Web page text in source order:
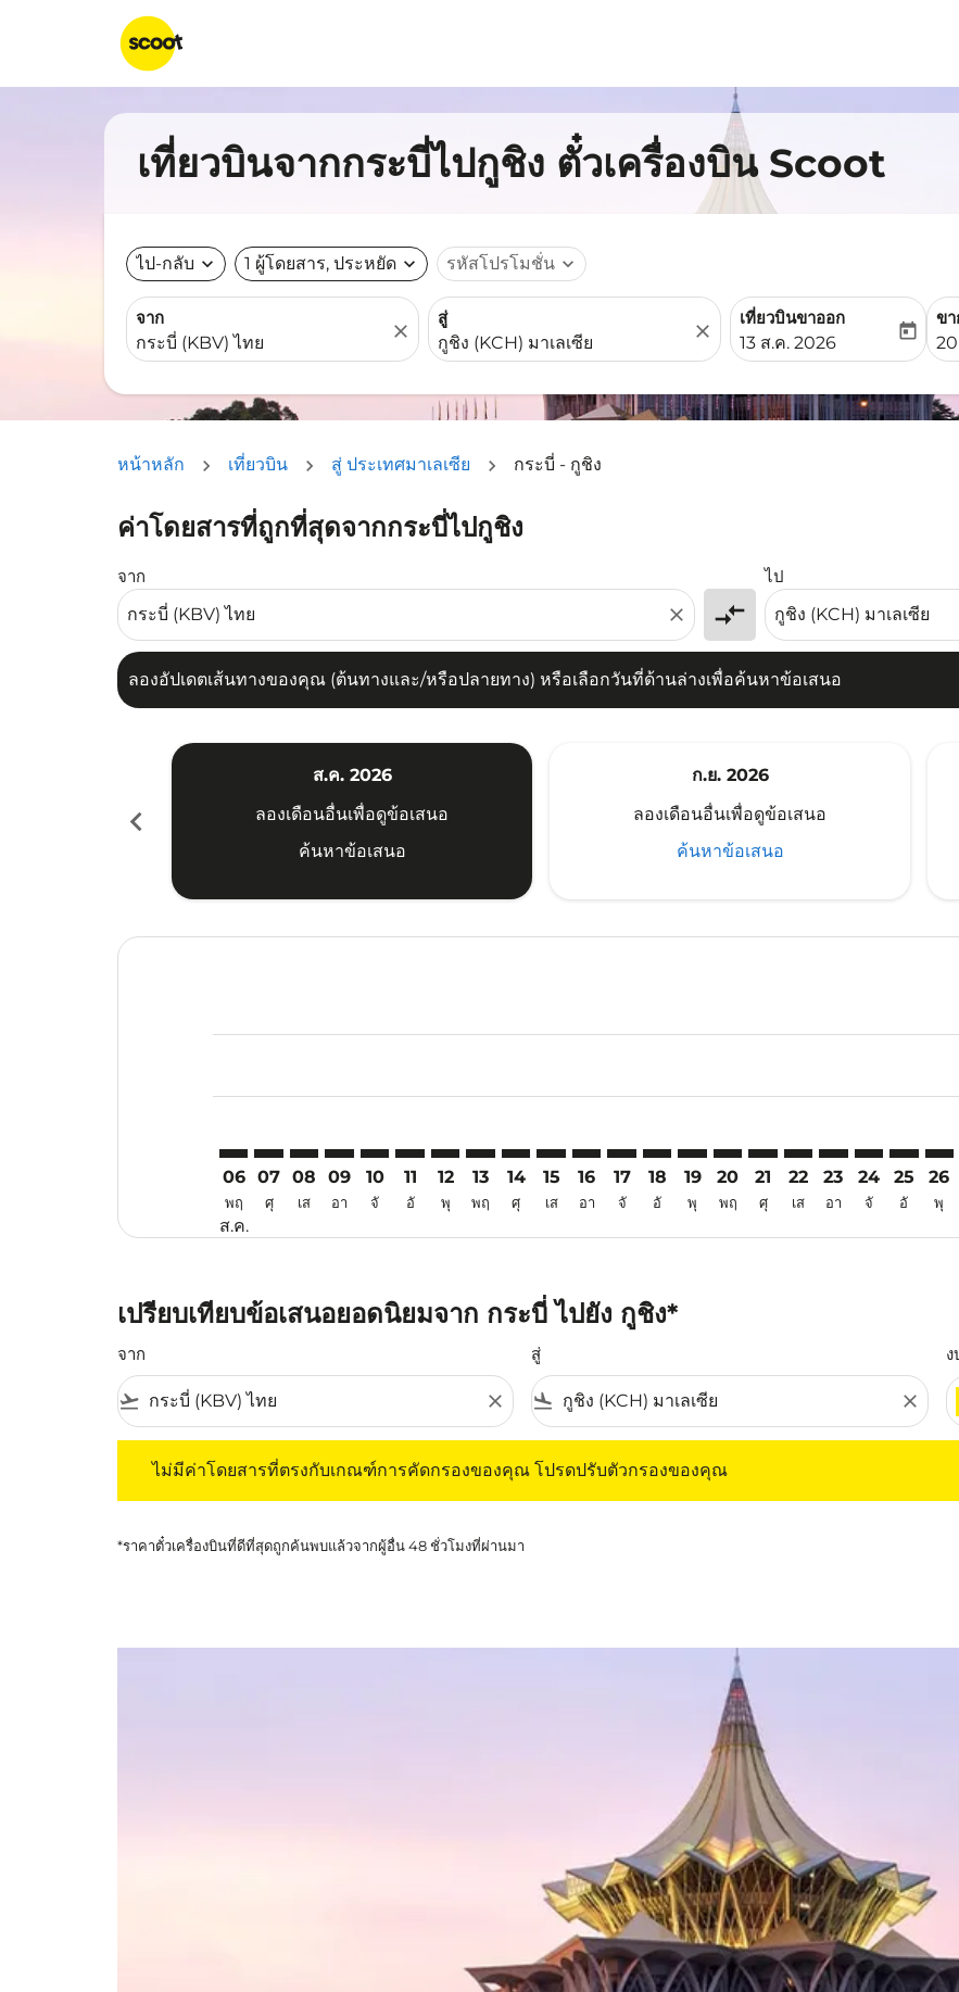
เที่ยวบินจากกระบี่ไปกูชิง ตั๋วเครื่องบิน Scoot
ไป-กลับ expand_more 1 ผู้โดยสาร, ประหยัด expand_more รหัสโปรโมชั่น expand_more
จาก
close
สู่
close
เที่ยวบินขาออก
fc-booking-departure-
13 ส.ค. 2026
today
ข
หน้าหลัก เที่ยวบิน สู่ ประเทศมาเลเซีย กระบี่ - กูชิง
ค่าโดยสารที่ถูกที่สุดจากกระบี่ไปกูชิง
จาก
close compare_arrows
ไป
ลองอัปเดตเส้นทางของคุณ (ต้นทางและ/หรือปลายทาง) หรือเลือกวันที่ด้านล่างเพื่อค้นหาข้อเสนอ
ลองอัปเดตเส้นทางของคุณ (ต้นทางและ/หรือปลายทาง) หรือเลือกวันที่ด้านล่างเพื่อค้นหาข้อเสนอ
chevron_left
ส.ค. 2026
ลองเดือนอื่นเพื่อดูข้อเสนอ
ค้นหาข้อเสนอ
ก.ย. 2026
ลองเดือนอื่นเพื่อดูข้อเสนอ
ค้นหาข้อเสนอ
06
พฤ
ส.ค.
07
ศุ
08
เส
09
อา
10
จั
11
อั
12
พุ
13
พฤ
14
ศุ
15
เส
16
อา
17
จั
18
อั
19
พุ
20
พฤ
KBV–KCH: cmp-view-
21
ศุ
KBV–KCH: cmp-
22
เส
KBV–KCH:
23
อา
KBV–KCH:
24
จั
25
อั
26
พุ
เปรียบเทียบข้อเสนอยอดนิยมจาก กระบี่ ไปยัง กูชิง*
จาก
flight_takeoff close
สู่
flight_land close
ไม่มีค่าโดยสารที่ตรงกับเกณฑ์การคัดกรองของคุณ โปรดปรับตัวกรองของคุณ
*ราคาตั๋วเครื่องบินที่ดีที่สุดถูกค้นพบแล้วจากผู้อื่น 48 ชั่วโมงที่ผ่านมา